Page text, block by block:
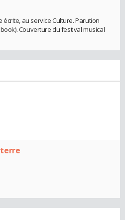
au service Culture. Parution
Couverture du festival musical